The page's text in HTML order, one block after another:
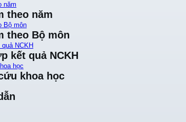
năm
theo năm
Bộ môn
theo Bộ môn
NCKH
kết quả NCKH
học
khoa học